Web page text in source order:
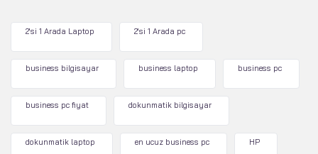
2'si 1 Arada Laptop 2'si 1 Arada pc
business bilgisayar business laptop business pc
business pc fiyat dokunmatik bilgisayar
dokunmatik laptop en ucuz business pc HP